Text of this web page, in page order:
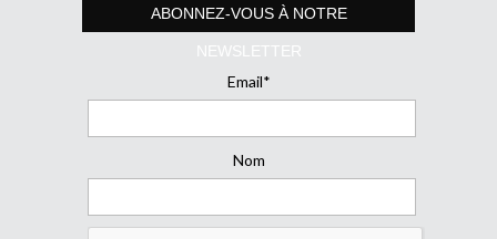
ABONNEZ-VOUS À NOTRE
NEWSLETTER
Email*
Nom